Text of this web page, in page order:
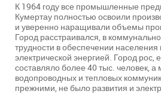
К 1964 году все промышленные
Кумертау полностью освоили
и уверенно наращивали объемы
Город расстраивался, в
трудности в обеспечении
электрической энергией. Город рос,
составляло более 40 тыс. человек,
водопроводных и тепловых
прежними, не было развития и